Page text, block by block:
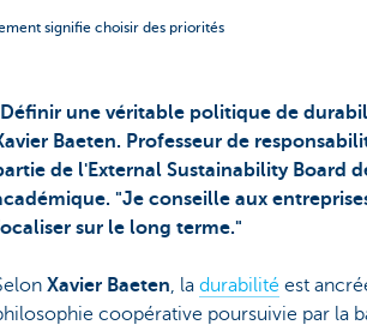
signifie choisir des priorités
une véritable politique de
Baeten. Professeur de
de l'External Sustainability Board
"Je conseille aux
sur le long terme."
Xavier Baeten, la durabilité est
coopérative poursuivie par la